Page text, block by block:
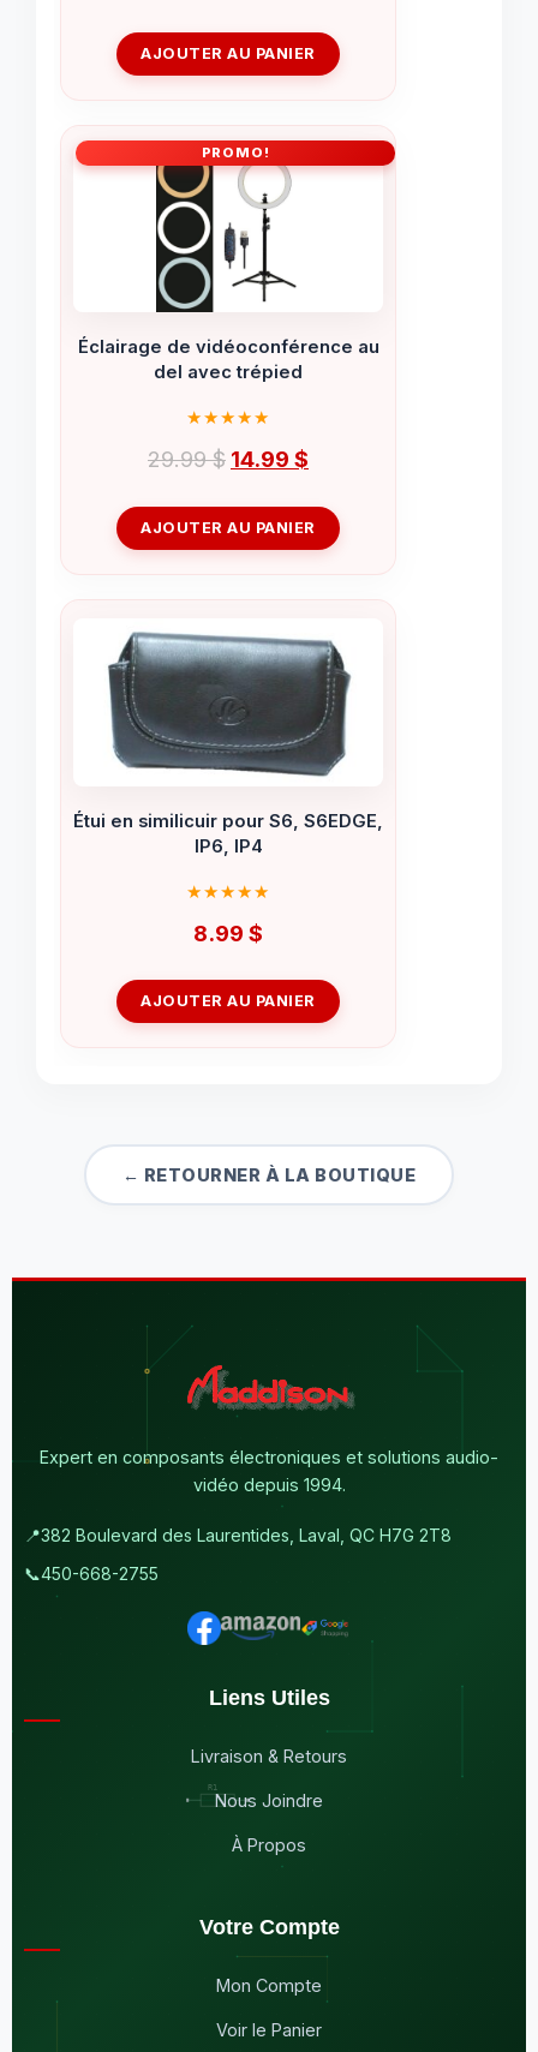
AJOUTER AU PANIER
PROMO!
Éclairage de vidéoconférence au
del avec trépied
29.99$ Le
initial
29.99 $.
14.99 $
actuel
14.99 $.
AJOUTER AU PANIER
Étui en similicuir pour S6, S6EDGE,
IP6, IP4
8.99 $
AJOUTER AU PANIER
← RETOURNER À LA BOUTIQUE
Expert en composants électroniques et solutions audio-
vidéo depuis 1994.
📍382 Boulevard des Laurentides, Laval, QC H7G 2T8
📞450-668-2755
Liens Utiles
Livraison & Retours
Nous Joindre
À Propos
Votre Compte
Mon Compte
Voir le Panier